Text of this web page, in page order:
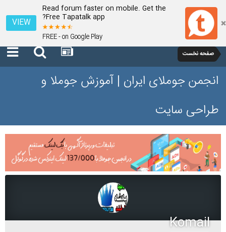
Read forum faster on mobile. Get the
Free Tapatalk app?
FREE - on Google Play
VIEW
صفحه نخست
انجمن جوملای ایران | آموزش جوملا و
طراحی سایت
Komail